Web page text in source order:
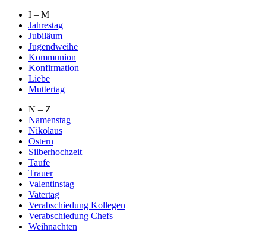
I – M
Jahrestag
Jubiläum
Jugendweihe
Kommunion
Konfirmation
Liebe
Muttertag
N – Z
Namenstag
Nikolaus
Ostern
Silberhochzeit
Taufe
Trauer
Valentinstag
Vatertag
Verabschiedung Kollegen
Verabschiedung Chefs
Weihnachten